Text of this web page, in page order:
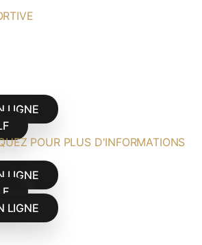
LIGNE
POUR PLUS D'INFORMATIONS
LIGNE
LIGNE